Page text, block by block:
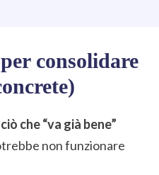
consolidare
che “va già bene”
non funzionare